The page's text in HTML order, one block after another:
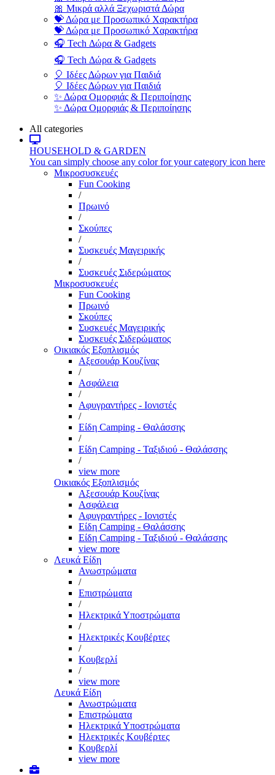
🎀 Μικρά αλλά Ξεχωριστά Δώρα
💝 Δώρα με Προσωπικό Χαρακτήρα
💝 Δώρα με Προσωπικό Χαρακτήρα
🎧 Tech Δώρα & Gadgets
🎧 Tech Δώρα & Gadgets
🎈 Ιδέες Δώρων για Παιδιά
🎈 Ιδέες Δώρων για Παιδιά
✨ Δώρα Ομορφιάς & Περιποίησης
✨ Δώρα Ομορφιάς & Περιποίησης
All categories
HOUSEHOLD & GARDEN
You can simply choose any color for your category icon here
Μικροσυσκευές
Fun Cooking
/
Πρωινό
/
Σκούπες
/
Συσκευές Μαγειρικής
/
Συσκευές Σιδερώματος
Μικροσυσκευές
Fun Cooking
Πρωινό
Σκούπες
Συσκευές Μαγειρικής
Συσκευές Σιδερώματος
Οικιακός Εξοπλισμός
Αξεσουάρ Κουζίνας
/
Ασφάλεια
/
Αφυγραντήρες - Ιονιστές
/
Είδη Camping - Θαλάσσης
/
Είδη Camping - Ταξιδιού - Θαλάσσης
/
view more
Οικιακός Εξοπλισμός
Αξεσουάρ Κουζίνας
Ασφάλεια
Αφυγραντήρες - Ιονιστές
Είδη Camping - Θαλάσσης
Είδη Camping - Ταξιδιού - Θαλάσσης
view more
Λευκά Είδη
Ανωστρώματα
/
Επιστρώματα
/
Ηλεκτρικά Υποστρώματα
/
Ηλεκτρικές Κουβέρτες
/
Κουβερλί
/
view more
Λευκά Είδη
Ανωστρώματα
Επιστρώματα
Ηλεκτρικά Υποστρώματα
Ηλεκτρικές Κουβέρτες
Κουβερλί
view more